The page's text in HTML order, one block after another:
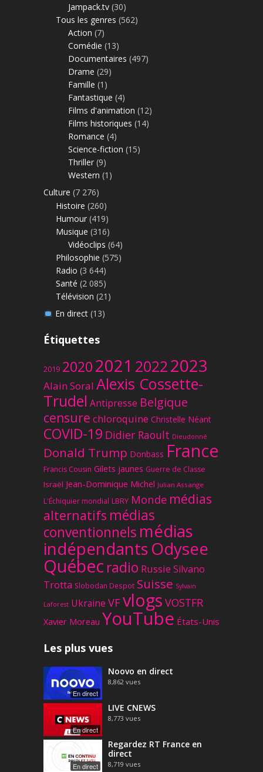
Jampack.tv (30)
Tous les genres (562)
Action (7)
Comédie (13)
Documentaires (497)
Drame (29)
Famille (1)
Fantastique (4)
Films d'animation (12)
Films historiques (14)
Romance (4)
Science-fiction (15)
Thriller (9)
Western (1)
Culture (7 276)
Histoire (260)
Humour (419)
Musique (316)
Vidéoclips (64)
Philosophie (575)
Radio (3 644)
Santé (2 085)
Télévision (21)
En direct(13)
Étiquettes
2019 20202021 20222023
Alain Soral Alexis Cossette-
Trudel Antipresse Belgique
censure chloroquine Christelle Néant
COVID-19 Didier Raoult Dieudonné
Donald Trump Donbass France
Francis Cousin Gilets jaunes Guerre de Classe
Israël Jean-Dominique Michel Julian Assange
L'Échiquier mondial LBRY Monde médias
alternatifs médias
conventionnels médias
indépendantsOdysee
Québec radio Russie Silvano
Trotta Slobodan Despot Suisse Sylvain
Laforest Ukraine VFvlogs VOSTFR
Xavier Moreau YouTube États-Unis
Les plus vues
En direct
Noovo en direct
8,862 vues
En direct
LIVE CNEWS
8,773 vues
En direct
Regardez RT France en
direct
8,719 vues